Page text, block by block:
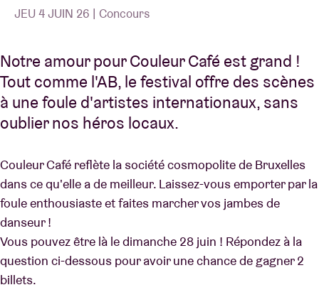
À propos de l'AB
Contact
JEU 4 JUIN 26 | Concours
Notre amour pour Couleur Café est grand !
Tout comme l'AB, le festival offre des scènes
à une foule d'artistes internationaux, sans
oublier nos héros locaux.
Couleur Café reflète la société cosmopolite de Bruxelles
dans ce qu'elle a de meilleur. Laissez-vous emporter par la
foule enthousiaste et faites marcher vos jambes de
danseur !
Vous pouvez être là le dimanche 28 juin ! Répondez à la
question ci-dessous pour avoir une chance de gagner 2
billets.